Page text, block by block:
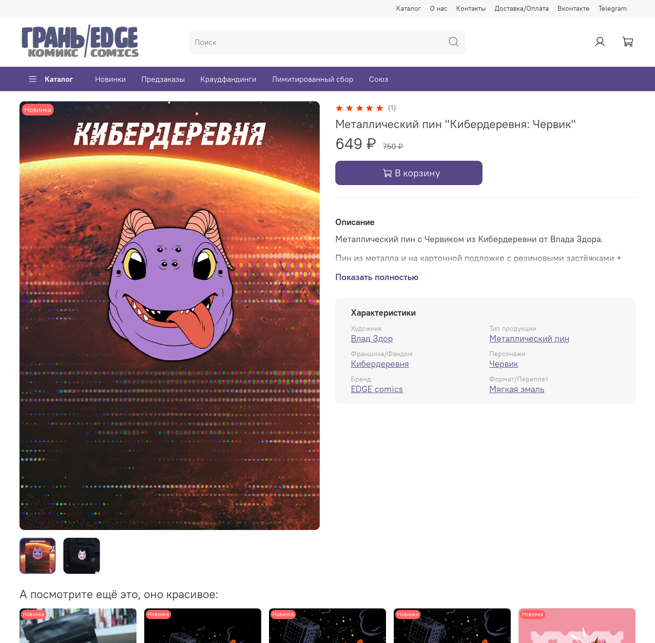
Каталог О нас Контакты Доставка/Оплата Вконтакте Telegram
Каталог Новинки Предзаказы Краудфандинги Лимитированный сбор Союз
Новинка (1)
Металлический пин "Кибердеревня: Червик"
649 ₽ 750 ₽
В корзину
Описание
Металлический пин с Червиком из Кибердеревни от Влада Здора.
Пин из металла и на картонной подложке с резиновыми застёжками +
Показать полностью
Характеристики
Художник
Влад Здор
Тип продукции
Металлический пин
Франшиза/Фандом
Кибердеревня
Персонажи
Червик
Бренд
EDGE comics
Формат/Переплет
Мягкая эмаль
А посмотрите ещё это, оно красивое:
Новинка Новинка Новинка Новинка Новинка